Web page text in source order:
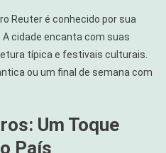
Reuter é conhecido por sua
cidade encanta com suas
típica e festivais culturais.
ou um final de semana com
Um Toque
País